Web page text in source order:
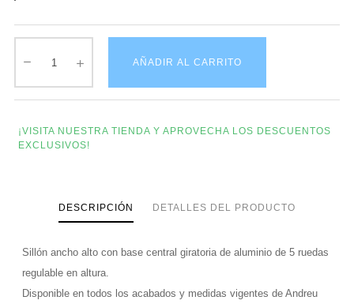
AÑADIR AL CARRITO
¡VISITA NUESTRA TIENDA Y APROVECHA LOS DESCUENTOS
EXCLUSIVOS!
DESCRIPCIÓN DETALLES DEL PRODUCTO
Sillón ancho alto con base central giratoria de aluminio de 5 ruedas
regulable en altura.
Disponible en todos los acabados y medidas vigentes de Andreu